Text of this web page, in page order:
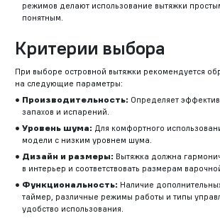
режимов делают использование вытяжки
понятным.
Критерии выбора
При выборе островной вытяжки рекомендуется
на следующие параметры:
Производительность: Определяет
запахов и испарений.
Уровень шума: Для комфортного
модели с низким уровнем шума.
Дизайн и размеры: Вытяжка должна
в интерьер и соответствовать размерам
Функциональность: Наличие
таймер, различные режимы работы и типы
удобство использования.